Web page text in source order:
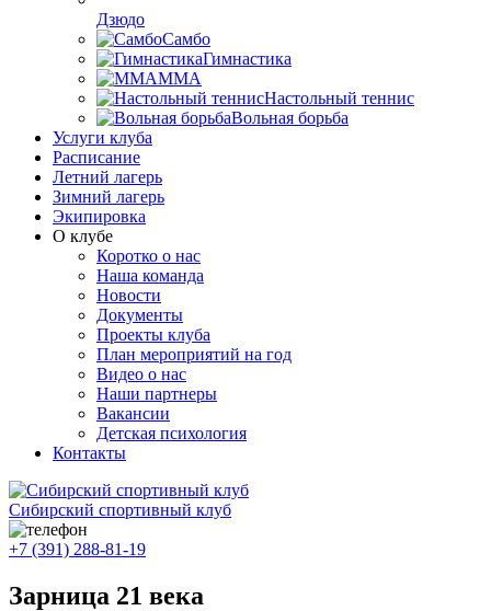
Дзюдо
Самбо
Гимнастика
MMA
Настольный теннис
Вольная борьба
Услуги клуба
Расписание
Летний лагерь
Зимний лагерь
Экипировка
О клубе
Коротко о нас
Наша команда
Новости
Документы
Проекты клуба
План мероприятий на год
Видео о нас
Наши партнеры
Вакансии
Детская психология
Контакты
Сибирский спортивный клуб
+7 (391) 288-81-19
Зарница 21 века